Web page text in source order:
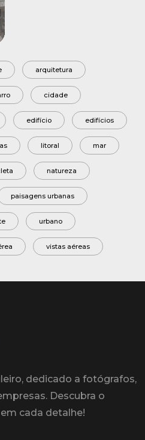
arquitetura
cidade
edifício edifícios
litoral mar
natureza
paisagens urbanas
urbano
vistas aéreas
dedicado a fotógrafos,
Descubra o
cada detalhe!